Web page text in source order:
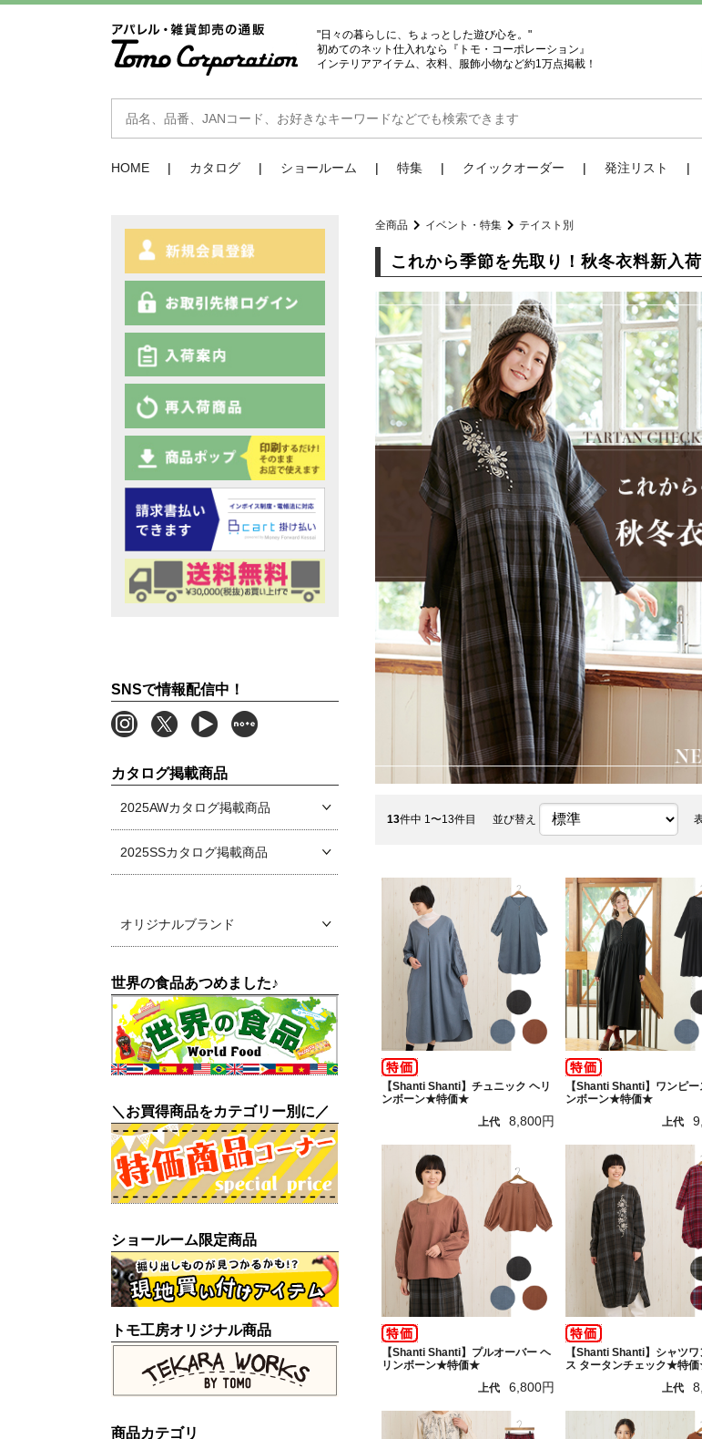
"日々の暮らしに、ちょっとした遊び心を。"
初めてのネット仕入れなら『トモ・コーポレーション』
インテリアアイテム、衣料、服飾小物など約1万点掲載！
HOME カタログ ショールーム 特集 クイックオーダー 発注リスト
全商品 イベント・特集 テイスト別
これから季節を先取り！秋冬衣料新入
13件中 1〜13件目 並び替え
【Shanti Shanti】チュニック ヘリ
ンボーン★特価★
上代
8,800円
【Shanti Shanti】ワンピー
ンボーン★特価★
上代
【Shanti Shanti】プルオーバー ヘ
リンボーン★特価★
上代
6,800円
【Shanti Shanti】シャツ
ス タータンチェック★特
上代
SNSで情報配信中！
カタログ掲載商品
2025AWカタログ掲載商品
2025SSカタログ掲載商品
オリジナルブランド
世界の食品あつめました♪
＼お買得商品をカテゴリー別に／
ショールーム限定商品
トモ工房オリジナル商品
商品カテゴリ